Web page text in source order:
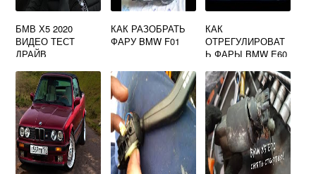
БМВ Х5 2020
ВИДЕО ТЕСТ
ДРАЙВ
КАК РАЗОБРАТЬ
ФАРУ BMW F01
КАК
ОТРЕГУЛИРОВАТ
Ь ФАРЫ BMW E60